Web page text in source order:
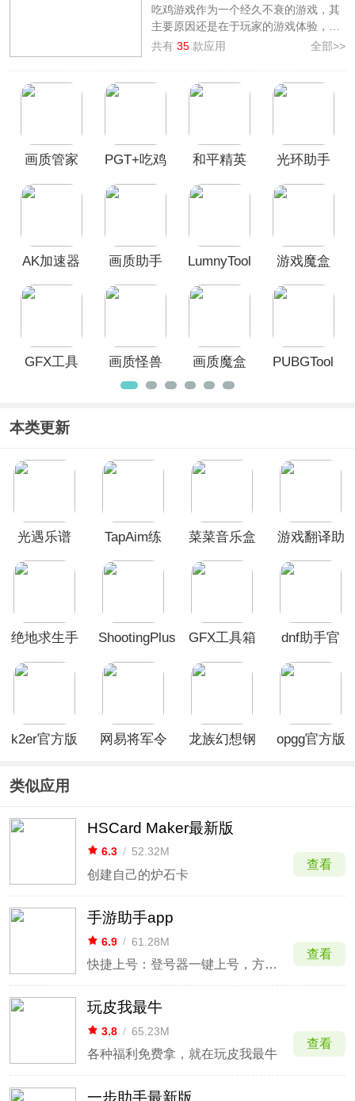
吃鸡游戏作为一个经久不衰的游戏，其
主要原因还是在于玩家的游戏体验，游
戏体验最重要的就是流畅性与画质，如
可少的，3322软件站为大家排忧解难，
pubgtool、小众但实用的游戏魔盒
app、支持120帧的GFX工具箱app等
鸡玩家的游戏体验，欢迎有需要的小伙
共有35 款应用 全部>>
画质管家
PGT+吃鸡
器120帧
和平精英
120帧
光环助手
AK加速器
画质助手
LumnyTool
120帧官方
游戏魔盒
GFX工具
帧
画质怪兽
官方正版
画质魔盒
App
PUBGTool
本类更新
光遇乐谱
TapAim练
菜菜音乐盒
游戏翻译助
绝地求生手
ShootingPlus
GFX工具箱
dnf助手官
k2er官方版
网易将军令
龙族幻想钢
opgg官方版
类似应用
HSCard Maker最新版
6.3 / 52.32M
创建自己的炉石卡
查看
手游助手app
6.9 / 61.28M
快捷上号：登号器一键上号，方便快捷
查看
玩皮我最牛
3.8 / 65.23M
各种福利免费拿，就在玩皮我最牛
查看
一步助手最新版